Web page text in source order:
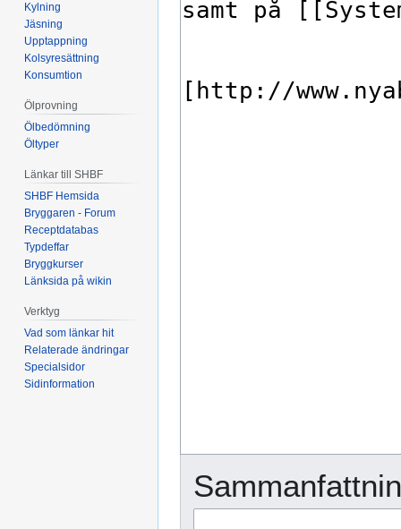
Kylning
Jäsning
Upptappning
Kolsyresättning
Konsumtion
Ölprovning
Ölbedömning
Öltyper
Länkar till SHBF
SHBF Hemsida
Bryggaren - Forum
Receptdatabas
Typdeffar
Bryggkurser
Länksida på wikin
Verktyg
Vad som länkar hit
Relaterade ändringar
Specialsidor
Sidinformation